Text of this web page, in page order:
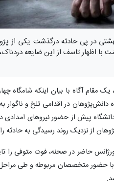
در پی حادثه درگذشت یکی از
با اظهار تاسف از این ضایعه
یک مقام آگاه با بیان اینکه شامگاه
در اقدامی تلخ و ناگوار
پیش از حضور نیروهای امدادی
از نزدیک روند رسیدگی به حادثه را
حاضر در صحنه، فوت متوفی را
حضور متخصصان مربوطه و طی مراحل